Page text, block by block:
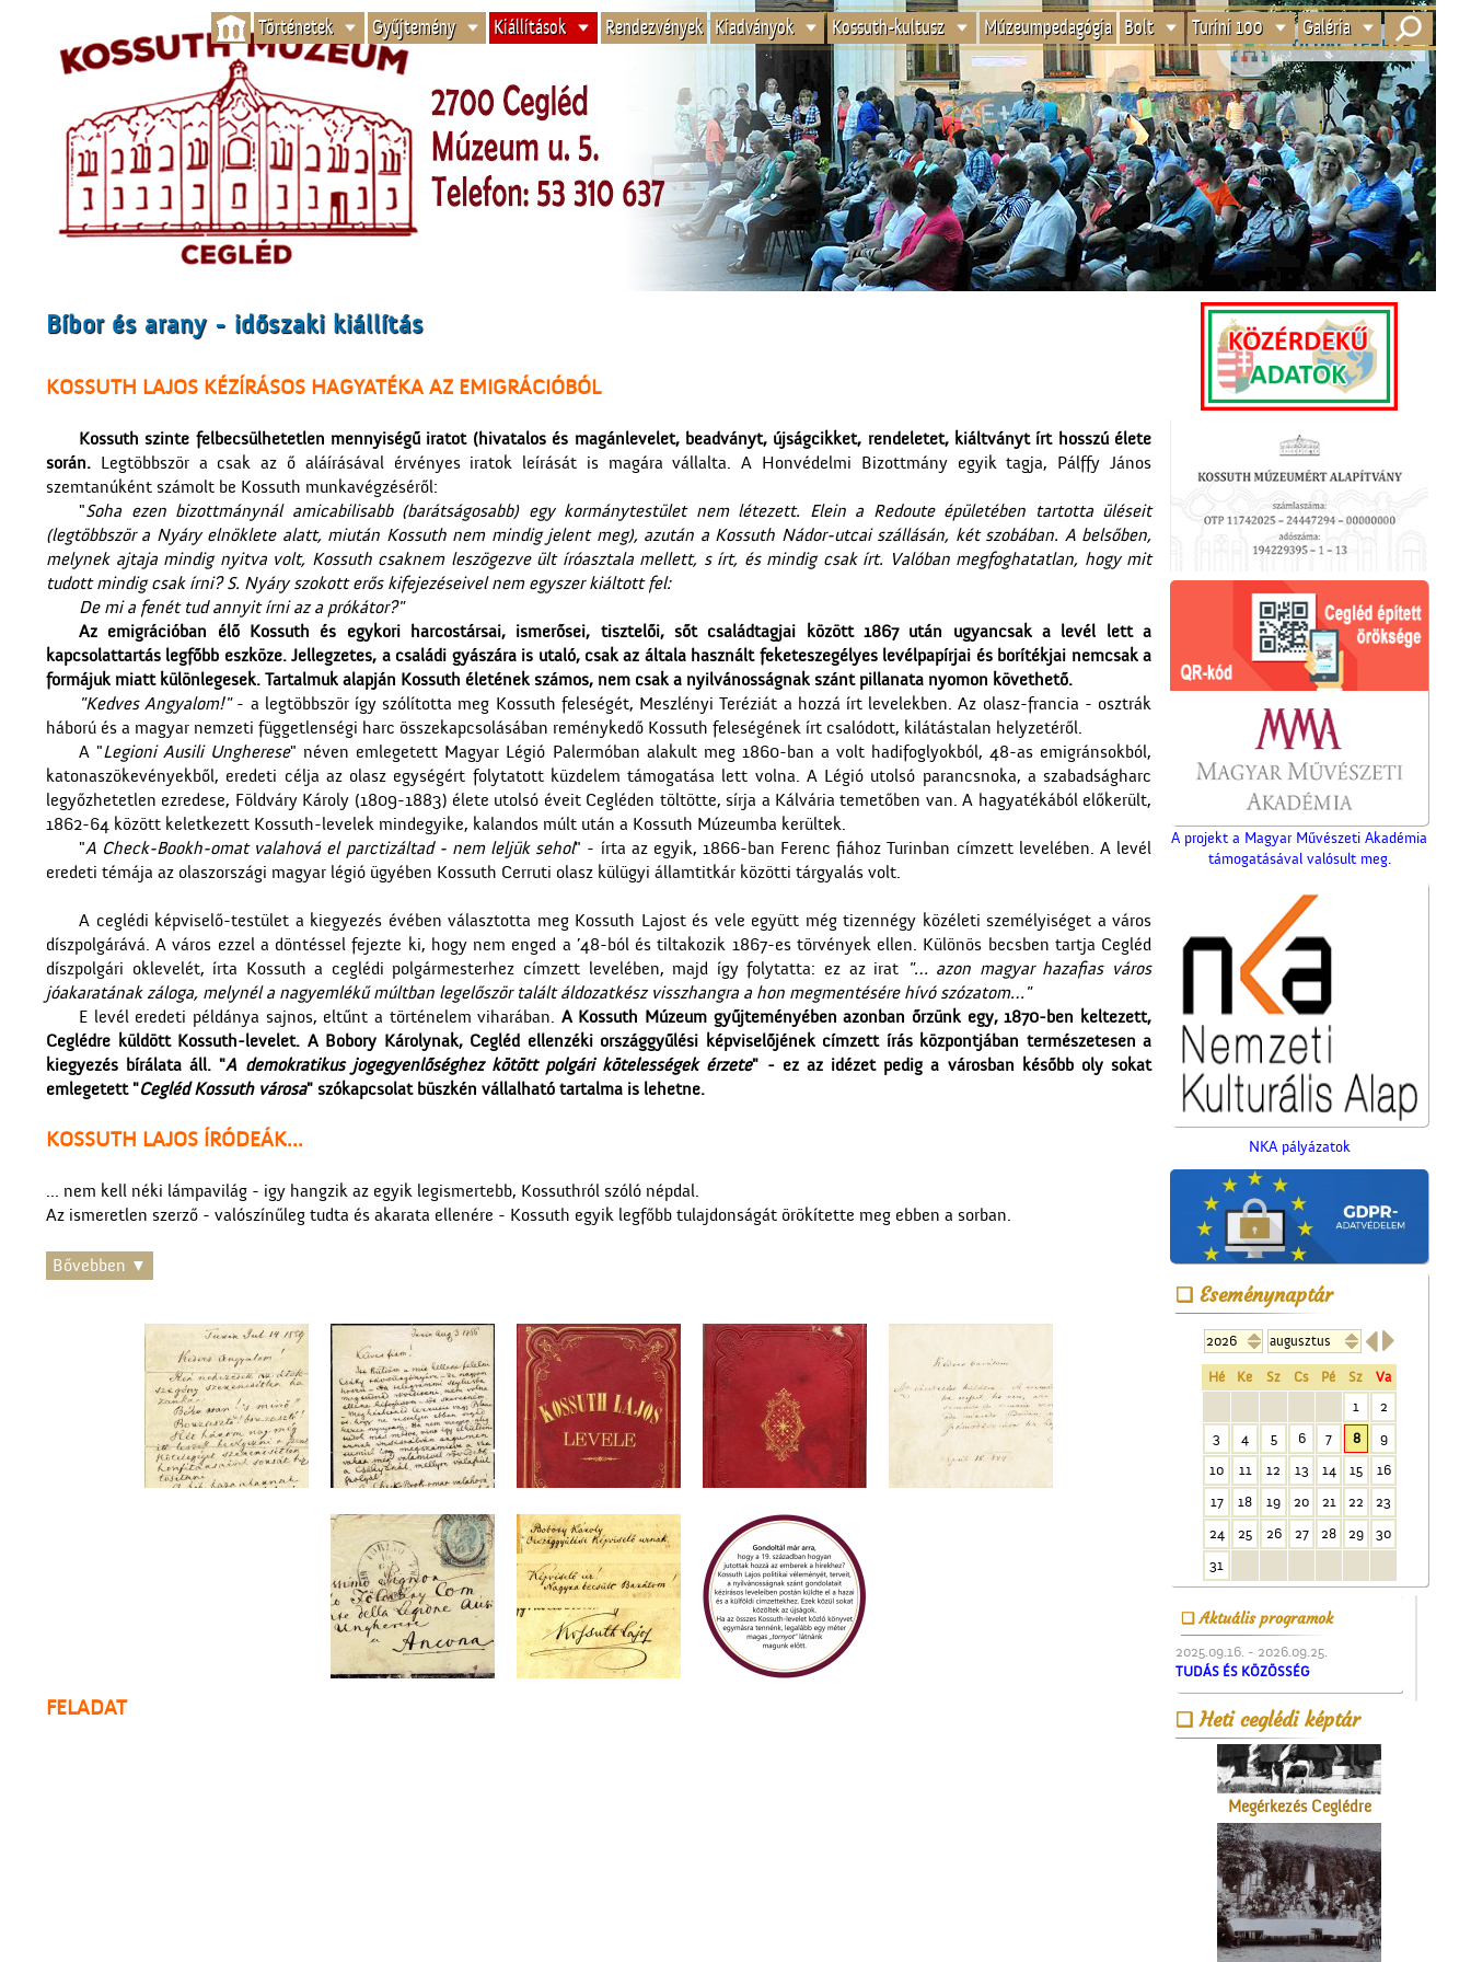
Történetek Gyűjtemény Kiállítások Rendezvények Kiadványok Kossuth-kultusz Múzeumpedagógia Bolt Turini 100 Galéria
Bíbor és arany - időszaki kiállítás
KOSSUTH LAJOS KÉZÍRÁSOS HAGYATÉKA AZ EMIGRÁCIÓBÓL
Kossuth szinte felbecsülhetetlen mennyiségű iratot (hivatalos és magánlevelet, beadványt, újságcikket, rendeletet, kiáltványt írt hosszú élete
során. Legtöbbször a csak az ő aláírásával érvényes iratok leírását is magára vállalta. A Honvédelmi Bizottmány egyik tagja, Pálffy János
szemtanúként számolt be Kossuth munkavégzéséről:
"Soha ezen bizottmánynál amicabilisabb (barátságosabb) egy kormánytestület nem létezett. Elein a Redoute épületében tartotta üléseit
(legtöbbször a Nyáry elnöklete alatt, miután Kossuth nem mindig jelent meg), azután a Kossuth Nádor-utcai szállásán, két szobában. A belsőben,
melynek ajtaja mindig nyitva volt, Kossuth csaknem leszögezve ült íróasztala mellett, s írt, és mindig csak írt. Valóban megfoghatatlan, hogy mit
tudott mindig csak írni? S. Nyáry szokott erős kifejezéseivel nem egyszer kiáltott fel:
De mi a fenét tud annyit írni az a prókátor?"
Az emigrációban élő Kossuth és egykori harcostársai, ismerősei, tisztelői, sőt családtagjai között 1867 után ugyancsak a levél lett a
kapcsolattartás legfőbb eszköze. Jellegzetes, a családi gyászára is utaló, csak az általa használt feketeszegélyes levélpapírjai és borítékjai nemcsak a
formájuk miatt különlegesek. Tartalmuk alapján Kossuth életének számos, nem csak a nyilvánosságnak szánt pillanata nyomon követhető.
"Kedves Angyalom!"- a legtöbbször így szólította meg Kossuth feleségét, Meszlényi Teréziát a hozzá írt levelekben. Az olasz-francia - osztrák
háború és a magyar nemzeti függetlenségi harc összekapcsolásában reménykedő Kossuth feleségének írt csalódott, kilátástalan helyzetéről.
A "Legioni Ausili Ungherese" néven emlegetett Magyar Légió Palermóban alakult meg 1860-ban a volt hadifoglyokból, 48-as emigránsokból,
katonaszökevényekből, eredeti célja az olasz egységért folytatott küzdelem támogatása lett volna. A Légió utolsó parancsnoka, a szabadságharc
legyőzhetetlen ezredese, Földváry Károly (1809-1883) élete utolsó éveit Cegléden töltötte, sírja a Kálvária temetőben van. A hagyatékából előkerült,
1862-64 között keletkezett Kossuth-levelek mindegyike, kalandos múlt után a Kossuth Múzeumba kerültek.
"A Check-Bookh-omat valahová el parctizáltad - nem leljük sehol" - írta az egyik, 1866-ban Ferenc fiához Turinban címzett levelében. A levél
eredeti témája az olaszországi magyar légió ügyében Kossuth Cerruti olasz külügyi államtitkár közötti tárgyalás volt.
A ceglédi képviselő-testület a kiegyezés évében választotta meg Kossuth Lajost és vele együtt még tizennégy közéleti személyiséget a város
díszpolgárává. A város ezzel a döntéssel fejezte ki, hogy nem enged a ’48-ból és tiltakozik 1867-es törvények ellen. Különös becsben tartja Cegléd
díszpolgári oklevelét, írta Kossuth a ceglédi polgármesterhez címzett levelében, majd így folytatta: ez az irat
"… azon magyar hazafias város
jóakaratának záloga, melynél a nagyemlékű múltban legelőször talált áldozatkész visszhangra a hon megmentésére hívó szózatom…"
E levél eredeti példánya sajnos, eltűnt a történelem viharában. A Kossuth Múzeum gyűjteményében azonban őrzünk egy, 1870-ben keltezett,
Ceglédre küldött Kossuth-levelet. A Bobory Károlynak, Cegléd ellenzéki országgyűlési képviselőjének címzett írás központjában természetesen a
kiegyezés bírálata áll. "A demokratikus jogegyenlőséghez kötött polgári kötelességek érzete" - ez az idézet pedig a városban később oly sokat
emlegetett "Cegléd Kossuth városa" szókapcsolat büszkén vállalható tartalma is lehetne.
KOSSUTH LAJOS ÍRÓDEÁK...
... nem kell néki lámpavilág - igy hangzik az egyik legismertebb, Kossuthról szóló népdal.
Az ismeretlen szerző - valószínűleg tudta és akarata ellenére - Kossuth egyik legfőbb tulajdonságát örökítette meg ebben a sorban.
Bővebben
FELADAT
A projekt a Magyar Művészeti Akadémia
támogatásával valósult meg.
NKA pályázatok
Eseménynaptár

Hé Ke Sz Cs Pé Sz
Va
1
2
3
4 5 6 7 8
9
10
11 12 13 14 15
16
17
18 19 20 21 22
23
24
25 26 27 28 29
30
31
Aktuális programok
2025.09.16. - 2026.09.25.
TUDÁS ÉS KÖZÖSSÉG
Heti ceglédi képtár
A ceglédi szeszgyár
Gubody Ferenc gyermekei
Unghváry László
árjegyzéke
Magyar írók országjárása
A Czeglédi Népbank Rt.
épülete
Megérkezés Ceglédre
A ceglédi Népkör udvarán